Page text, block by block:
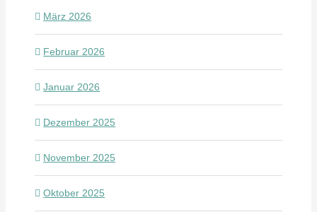
März 2026
Februar 2026
Januar 2026
Dezember 2025
November 2025
Oktober 2025